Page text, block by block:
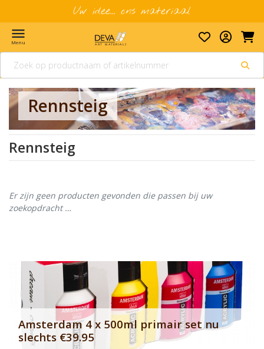
Uw idee... ons materiaal
menu
Menu
Rennsteig
Rennsteig
Er zijn geen producten gevonden die passen bij uw
zoekopdracht …
Banner row 2
Amsterdam 4 x 500ml primair set nu
slechts €39.95